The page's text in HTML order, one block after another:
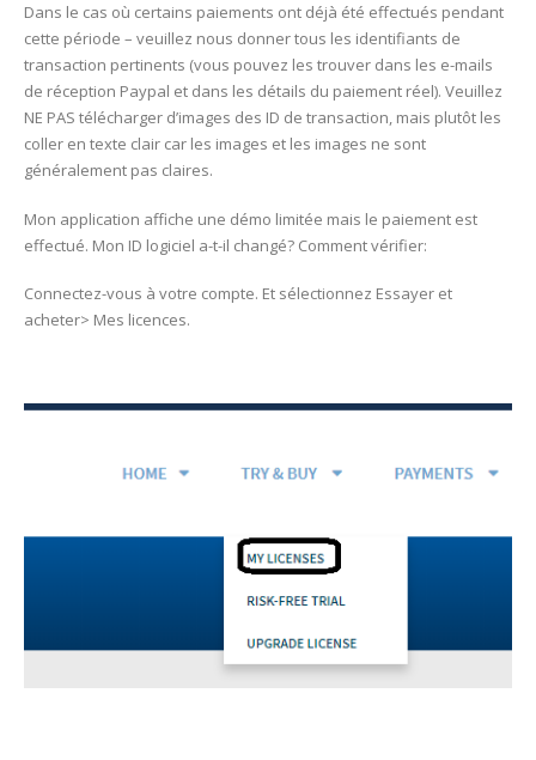
Dans le cas où certains paiements ont déjà été effectués pendant
cette période – veuillez nous donner tous les identifiants de
transaction pertinents (vous pouvez les trouver dans les e-mails
de réception Paypal et dans les détails du paiement réel). Veuillez
NE PAS télécharger d’images des ID de transaction, mais plutôt les
coller en texte clair car les images et les images ne sont
généralement pas claires.
Mon application affiche une démo limitée mais le paiement est
effectué. Mon ID logiciel a-t-il changé? Comment vérifier:
Connectez-vous à votre compte. Et sélectionnez Essayer et
acheter> Mes licences.